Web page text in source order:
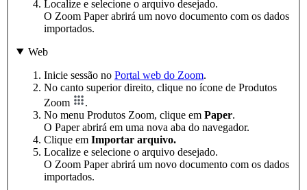
Localize e selecione o arquivo desejado.
O Zoom Paper abrirá um novo documento com os dados
importados.
Web
Inicie sessão no Portal web do Zoom.
No canto superior direito, clique no ícone de Produtos
Zoom
.
No menu Produtos Zoom, clique em Paper.
O Paper abrirá em uma nova aba do navegador.
Clique em Importar arquivo.
Localize e selecione o arquivo desejado.
O Zoom Paper abrirá um novo documento com os dados
importados.